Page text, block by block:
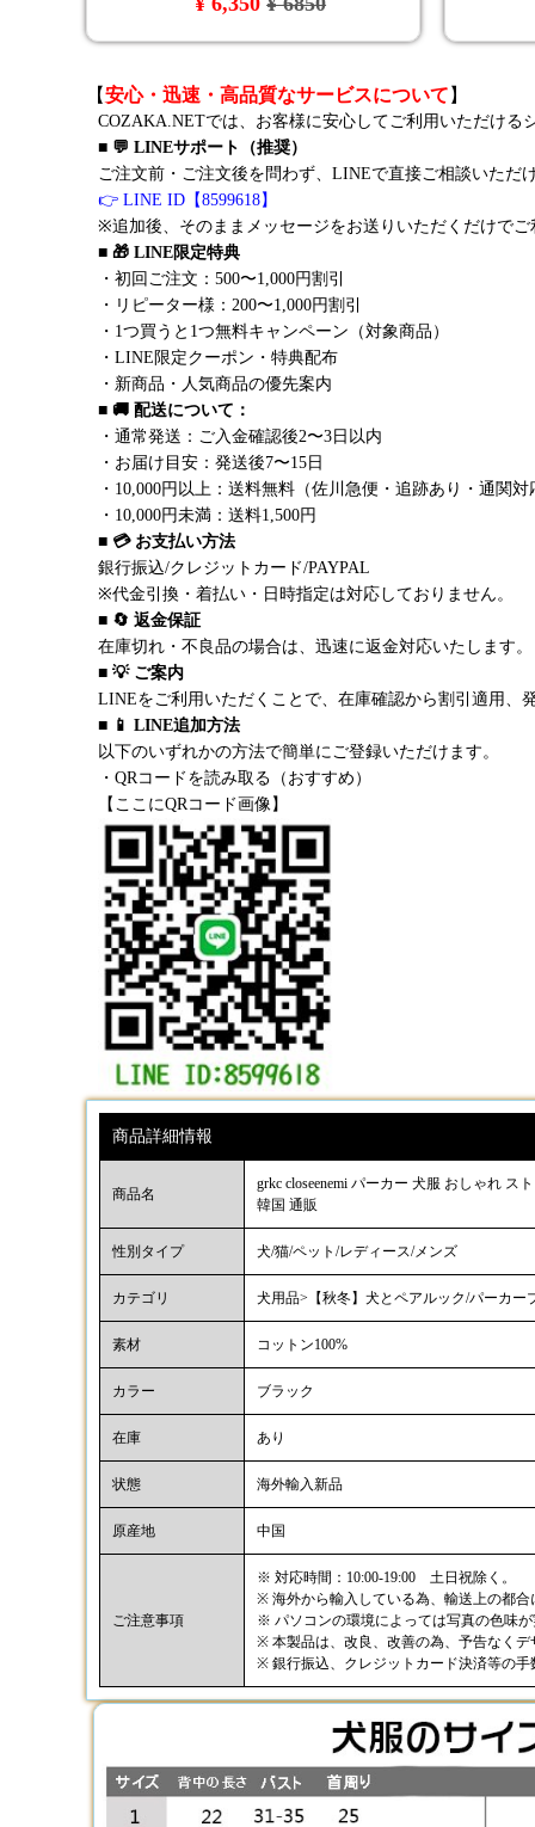
【安心・迅速・高品質なサービスについて 】
COZAKA.NETでは、お客様に安心してご利用いただける
■ 💬 LINEサポート（推奨）
ご注文前・ご注文後を問わず、LINEで直接ご相談いただ
👉 LINE ID【8599618】
※追加後、そのままメッセージをお送りいただくだけで
■ 🎁 LINE限定特典
・初回ご注文：500〜1,000円割引
・リピーター様：200〜1,000円割引
・1つ買うと1つ無料キャンペーン（対象商品）
・LINE限定クーポン・特典配布
・新商品・人気商品の優先案内
■ 🚚 配送について：
・通常発送：ご入金確認後2〜3日以内
・お届け目安：発送後7〜15日
・10,000円以上：送料無料（佐川急便・追跡あり・通関対
・10,000円未満：送料1,500円
■ 💳 お支払い方法
銀行振込/クレジットカード/PAYPAL
※代金引換・着払い・日時指定は対応しておりません。
■ 🔄 返金保証
在庫切れ・不良品の場合は、迅速に返金対応いたします。
■ 💡 ご案内
LINEをご利用いただくことで、在庫確認から割引適用、
■ 📱 LINE追加方法
以下のいずれかの方法で簡単にご登録いただけます。
・QRコードを読み取る（おすすめ）
【ここにQRコード画像】
商品詳細情報
商品名
grkc closeenemi パーカー 犬服 おしゃれ
韓国 通販
性別タイプ 犬/猫/ペット/レディース/メンズ
カテゴリ 犬用品>【秋冬】犬とペアルック/パーカー
素材 コットン100%
カラー ブラック
在庫 あり
状態 海外輸入新品
原産地 中国
ご注意事項
※ 対応時間：10:00-19:00 土日祝除く。
※ 海外から輸入している為、輸送上の都
※ パソコンの環境によっては写真の色味
※ 本製品は、改良、改善の為、予告なく
※ 銀行振込、クレジットカード決済等の